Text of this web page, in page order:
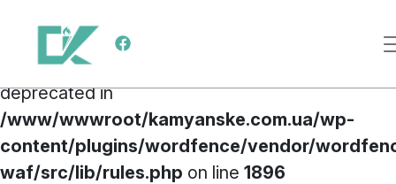
Deprecated
: preg_replace(): Passing null to
parameter #3 ($subject) of type array|string is
deprecated in
/www/wwwroot/kamyanske.com.ua/wp-
content/plugins/wordfence/vendor/
waf/src/lib/rules.php on line 1896
Main Navigation